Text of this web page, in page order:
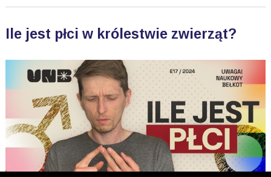
Ile jest płci w królestwie zwierząt?